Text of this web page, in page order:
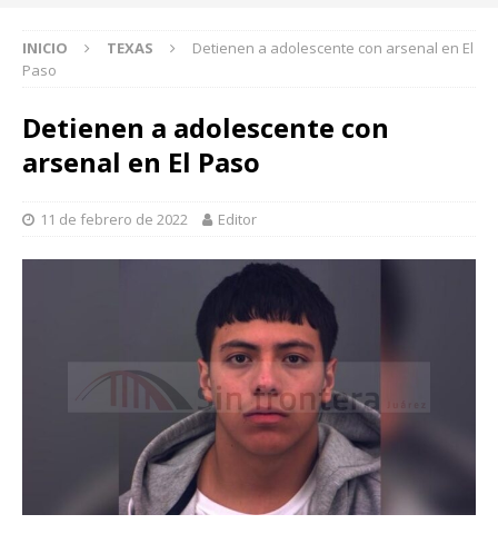
INICIO TEXAS
Detienen a adolescente con arsenal en El
Paso
Detienen a adolescente con
arsenal en El Paso
11 de febrero de 2022 Editor